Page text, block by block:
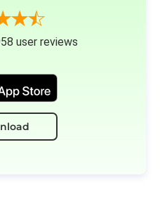
user reviews